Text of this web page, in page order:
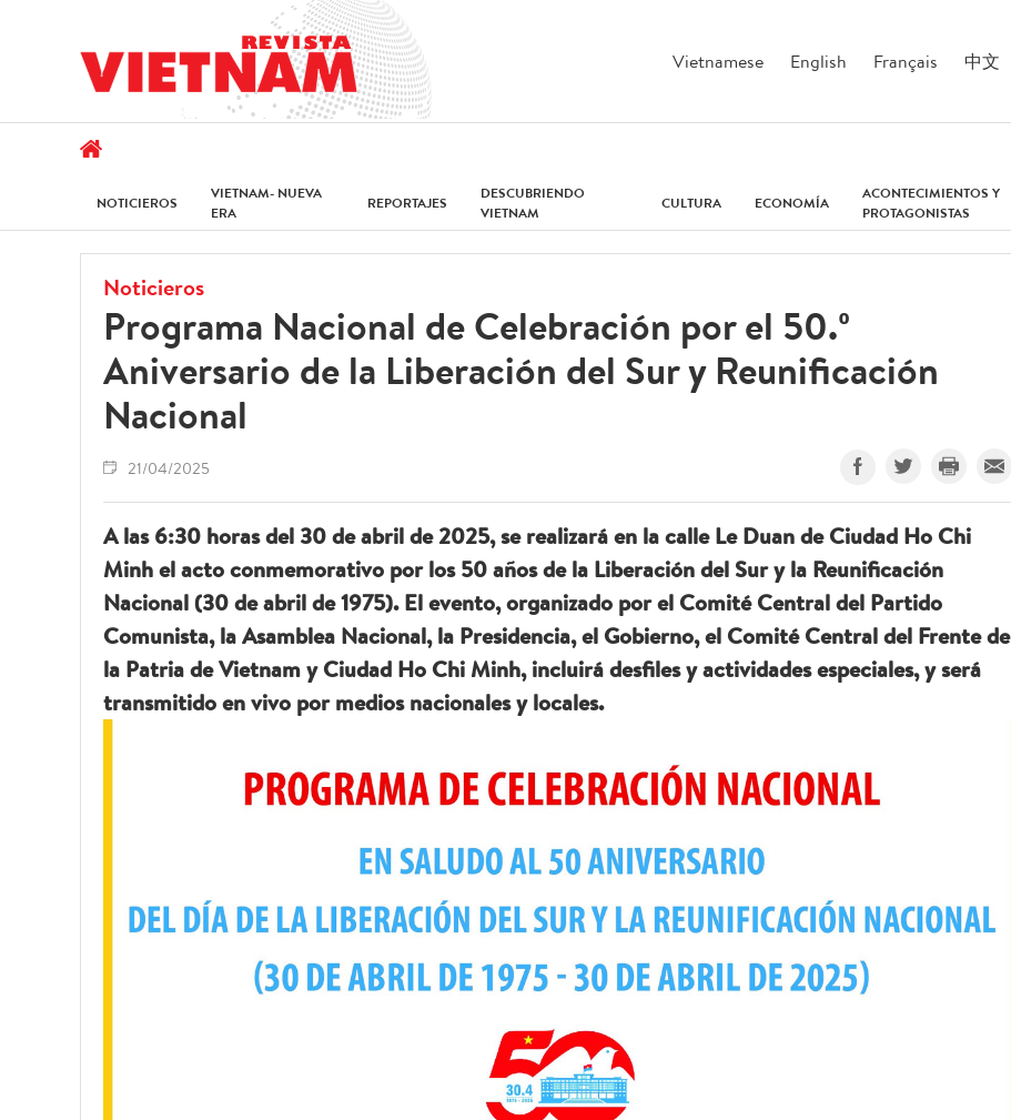
Vietnamese English Français 中文
NOTICIEROS
VIETNAM- NUEVA
ERA
REPORTAJES
DESCUBRIENDO
VIETNAM
CULTURA ECONOMÍA
ACONTECIMIENTOS Y
PROTAGONISTAS
Noticieros
Programa Nacional de Celebración por el 50.º
Aniversario de la Liberación del Sur y Reunificación
Nacional
21/04/2025
A las 6:30 horas del 30 de abril de 2025, se realizará en la calle Le Duan de Ciudad Ho Chi
Minh el acto conmemorativo por los 50 años de la Liberación del Sur y la Reunificación
Nacional (30 de abril de 1975). El evento, organizado por el Comité Central del Partido
Comunista, la Asamblea Nacional, la Presidencia, el Gobierno, el Comité Central del Frente de
la Patria de Vietnam y Ciudad Ho Chi Minh, incluirá desfiles y actividades especiales, y será
transmitido en vivo por medios nacionales y locales.